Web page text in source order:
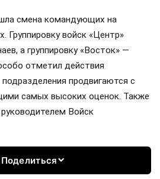
смена командующих на
Группировку войск «Центр»
а группировку «Восток» —
отметил действия
продвигаются с
самых высоких оценок. Также
Войск
Поделиться